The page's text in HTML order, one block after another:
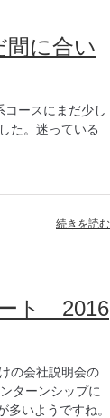
に合い
ースにまだ少し
た。迷っている
続きを読む
ート 2016
の会社説明会の
ターンシップに
いようですね。